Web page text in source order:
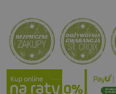
Kup teraz >